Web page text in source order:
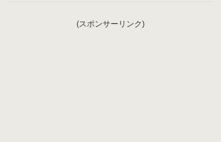
(スポンサーリンク)